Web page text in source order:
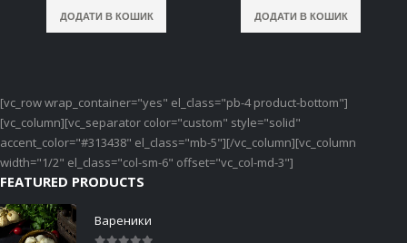
ДОДАТИ В КОШИК ДОДАТИ В КОШИК
[vc_row wrap_container="yes" el_class="pb-4 product-bottom"]
[vc_column][vc_separator color="custom" style="solid"
accent_color="#313438" el_class="mb-5"][/vc_column][vc_column
width="1/2" el_class="col-sm-6" offset="vc_col-md-3"]
FEATURED PRODUCTS
Вареники